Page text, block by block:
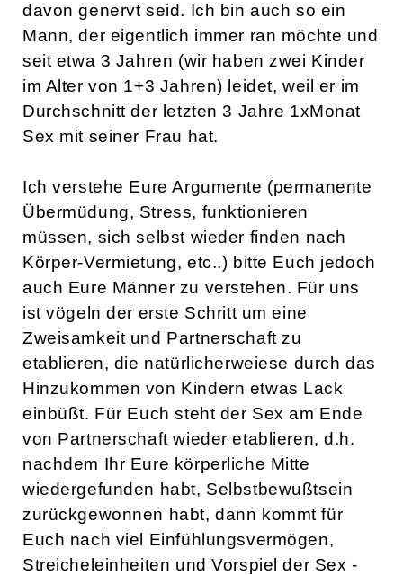
davon genervt seid. Ich bin auch so ein
Mann, der eigentlich immer ran möchte und
seit etwa 3 Jahren (wir haben zwei Kinder
im Alter von 1+3 Jahren) leidet, weil er im
Durchschnitt der letzten 3 Jahre 1xMonat
Sex mit seiner Frau hat.
Ich verstehe Eure Argumente (permanente
Übermüdung, Stress, funktionieren
müssen, sich selbst wieder finden nach
Körper-Vermietung, etc..) bitte Euch jedoch
auch Eure Männer zu verstehen. Für uns
ist vögeln der erste Schritt um eine
Zweisamkeit und Partnerschaft zu
etablieren, die natürlicherweiese durch das
Hinzukommen von Kindern etwas Lack
einbüßt. Für Euch steht der Sex am Ende
von Partnerschaft wieder etablieren, d.h.
nachdem Ihr Eure körperliche Mitte
wiedergefunden habt, Selbstbewußtsein
zurückgewonnen habt, dann kommt für
Euch nach viel Einfühlungsvermögen,
Streicheleinheiten und Vorspiel der Sex -